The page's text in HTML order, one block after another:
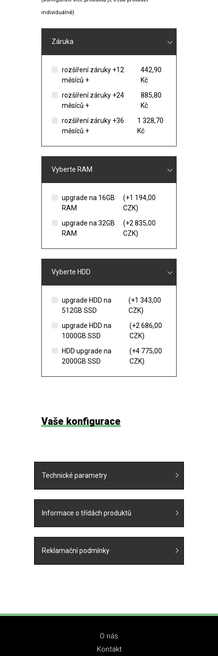
individuálně)
Záruka
rozšíření záruky +12
měsíců +
442,90
Kč
rozšíření záruky +24
měsíců +
885,80
Kč
rozšíření záruky +36
měsíců +
1 328,70
Kč
Vyberte RAM
upgrade na 16GB
RAM
(+1 194,00
CZK)
upgrade na 32GB
RAM
(+2 835,00
CZK)
Vyberte HDD
upgrade HDD na
512GB SSD
(+1 343,00
CZK)
upgrade HDD na
1000GB SSD
(+2 686,00
CZK)
HDD upgrade na
2000GB SSD
(+4 775,00
CZK)
Vaše konfigurace
Technické parametry
Informace o třídách produktů
Reklamační podmínky
O nás
Kontakt